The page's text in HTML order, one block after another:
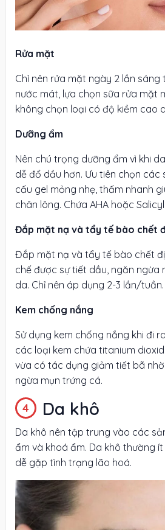
Rửa mặt
Chỉ nên rửa mặt ngày 2 lần
nước mát, lựa chọn sữa rửa mặt
không chọn loại có độ kiềm cao
Dưỡng ẩm
Nên chú trọng dưỡng ẩm vì khi
dễ đổ dầu hơn. Ưu tiên chọn các
cấu gel mỏng nhẹ, thấm nhanh
chân lông. Chứa AHA hoặc
Đắp mặt nạ và tẩy tế bào chết
Đắp mặt nạ và tẩy tế bào chết
chế được sự tiết dầu, ngăn ngừa
da. Chỉ nên áp dụng 2-3 lần/tuần.
Kem chống nắng
Sử dụng kem chống nắng khi đi
các loại kem chứa titanium
vừa có tác dụng giảm tiết bã
ngừa mụn trứng cá.
Da khô
Da khô nên tập trung vào các
ẩm và khoá ẩm. Da khô thường
dễ gặp tình trạng lão hoá.